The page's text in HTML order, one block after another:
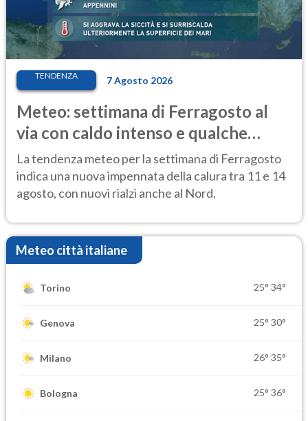
TENDENZA 7 Agosto 2026
Meteo: settimana di Ferragosto al
via con caldo intenso e qualche
temporale
La tendenza meteo per la settimana di Ferragosto
indica una nuova impennata della calura tra 11 e 14
agosto, con nuovi rialzi anche al Nord.
Meteo città italiane
Torino 25° 34°
Genova 25° 30°
Milano 26° 35°
Bologna 25° 36°